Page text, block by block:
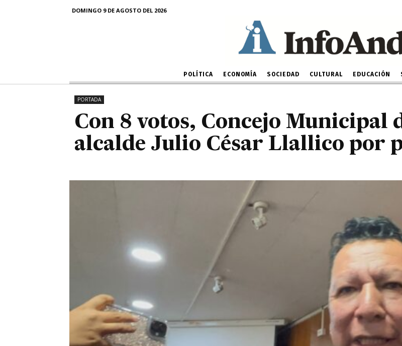
DOMINGO 9 DE AGOSTO DEL 2026
POLÍTICA ECONOMÍA SOCIEDAD CULTURAL EDUCACIÓN
Con 8 votos, Concejo Municipal
alcalde Julio César Llallico por
PORTADA
Con 8 votos, Concejo Municipal
alcalde Julio César Llallico por